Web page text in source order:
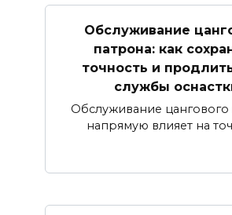
Обслуживание
патрона: как
точность и
службы
Обслуживание цангового
напрямую влияет на